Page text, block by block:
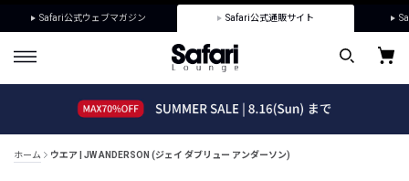
Safari公式ウェブマガジン Safari公式通販サイト
ホーム ウエア | JW ANDERSON (ジェイ ダブリュー アンダーソン)